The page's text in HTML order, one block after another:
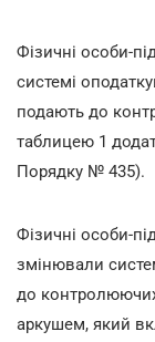
Фізичні особи-
системі
подають до
таблицею 1
Порядку № 435).
Фізичні особи-
змінювали
до
аркушем, який